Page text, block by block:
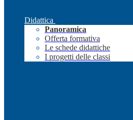
Didattica
Panoramica
Offerta formativa
Le schede didattiche
I progetti delle classi